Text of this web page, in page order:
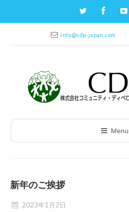
info@cdp-japan.com
Menu
新年のご挨拶
2023年1月2日